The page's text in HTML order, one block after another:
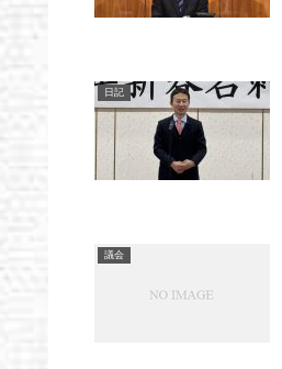
日記
議会